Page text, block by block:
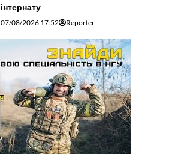
інтернату
07/08/2026 17:52 Reporter